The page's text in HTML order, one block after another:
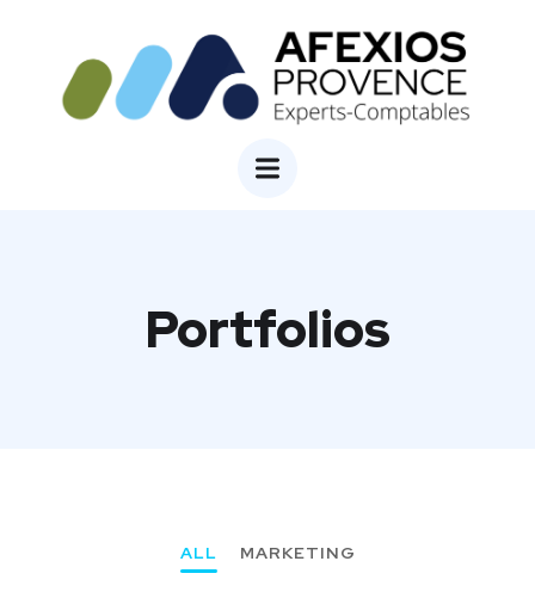
Portfolios
ALL MARKETING